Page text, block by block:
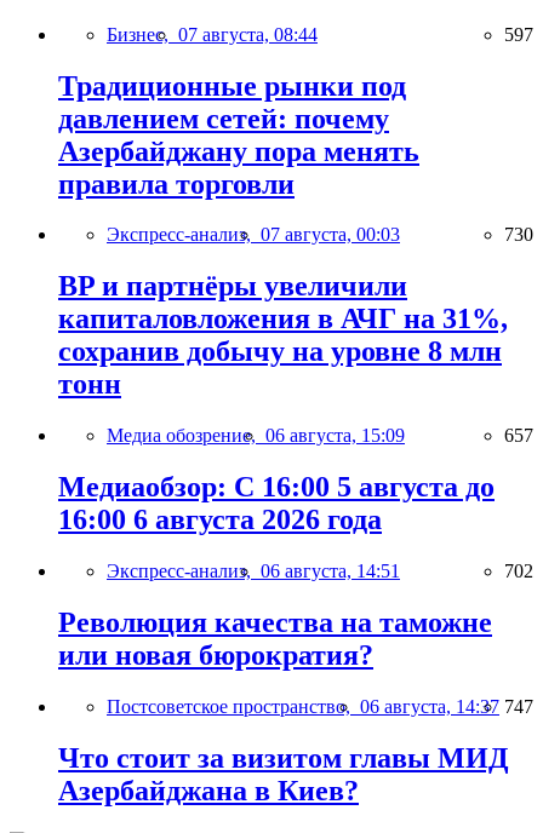
Бизнес, 07 августа, 08:44 597
Традиционные рынки под
давлением сетей: почему
Азербайджану пора менять
правила торговли
Экспресс-анализ, 07 августа, 00:03 730
BP и партнёры увеличили
капиталовложения в АЧГ на 31%,
сохранив добычу на уровне 8 млн
тонн
Медиа обозрение, 06 августа, 15:09 657
Медиаобзор: С 16:00 5 августа до
16:00 6 августа 2026 года
Экспресс-анализ, 06 августа, 14:51 702
Революция качества на таможне
или новая бюрократия?
Постсоветское пространство, 06 августа, 14:37 747
Что стоит за визитом главы МИД
Азербайджана в Киев?